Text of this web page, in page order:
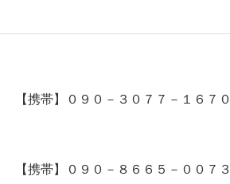
【携帯】０９０－３０７７－１６７０
【携帯】０９０－８６６５－００７３